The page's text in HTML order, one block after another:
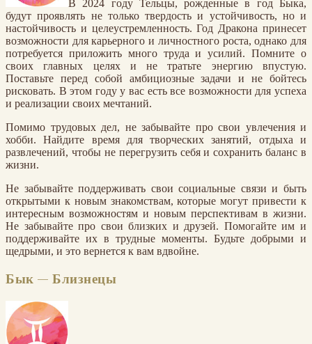
В 2024 году Тельцы, рожденные в год Быка,
будут проявлять не только твердость и устойчивость, но и
настойчивость и целеустремленность. Год Дракона принесет
возможности для карьерного и личностного роста, однако для
потребуется приложить много труда и усилий. Помните о
своих главных целях и не тратьте энергию впустую.
Поставьте перед собой амбициозные задачи и не бойтесь
рисковать. В этом году у вас есть все возможности для успеха
и реализации своих мечтаний.
Помимо трудовых дел, не забывайте про свои увлечения и
хобби. Найдите время для творческих занятий, отдыха и
развлечений, чтобы не перегрузить себя и сохранить баланс в
жизни.
Не забывайте поддерживать свои социальные связи и быть
открытыми к новым знакомствам, которые могут привести к
интересным возможностям и новым перспективам в жизни.
Не забывайте про свои близких и друзей. Помогайте им и
поддерживайте их в трудные моменты. Будьте добрыми и
щедрыми, и это вернется к вам вдвойне.
Бык — Близнецы